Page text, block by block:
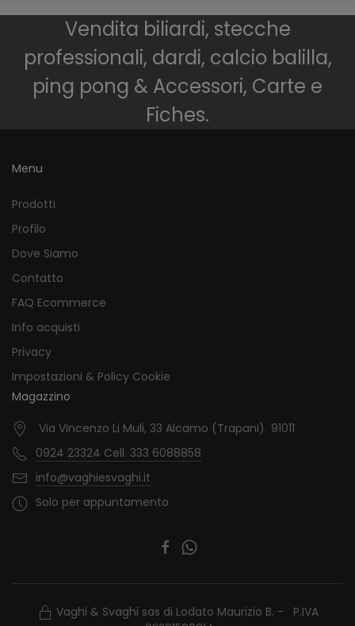
Vendita biliardi, stecche
professionali, dardi, calcio balilla,
ping pong & Accessori, Carte e
Fiches.
Menu
Prodotti
Profilo
Dove Siamo
Contatto
FAQ Ecommerce
Info acquisti
Privacy
Impostazioni & Policy Cookie
Magazzino
Via Vincenzo Li Muli, 33 Alcamo (Trapani) 91011
0924 23324 Cell. 333 6088858
info@vaghiesvaghi.it
Solo per appuntamento
Vaghi & Svaghi sas di Lodato Maurizio B. - P.IVA